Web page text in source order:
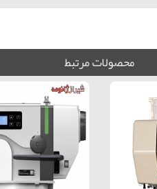
محصولات مرتبط